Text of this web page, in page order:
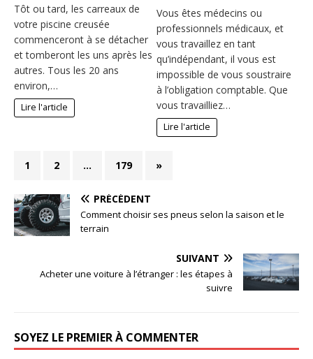
Tôt ou tard, les carreaux de
votre piscine creusée
commenceront à se détacher
et tomberont les uns après les
autres. Tous les 20 ans
environ,…
Lire l'article
Vous êtes médecins ou
professionnels médicaux, et
vous travaillez en tant
qu’indépendant, il vous est
impossible de vous soustraire
à l’obligation comptable. Que
vous travailliez…
Lire l'article
1 2 … 179 »
PRÉCÉDENT
Comment choisir ses pneus selon la saison et le
terrain
SUIVANT
Acheter une voiture à l’étranger : les étapes à
suivre
SOYEZ LE PREMIER À COMMENTER